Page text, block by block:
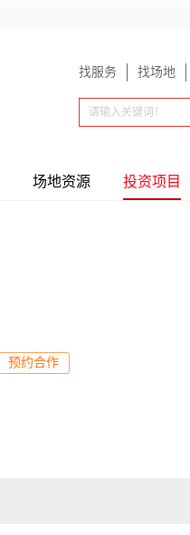
找服务 找场地
场地资源 投资项目
预约合作